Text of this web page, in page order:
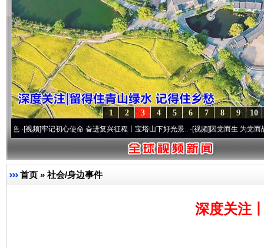
10
9
8
7
6
5
4
3
2
1
牢记初心使命 奋进复兴征程丨宝塔山下好光景..·[视频]因党而生 为党而战——百年“
首页 » 社会/身边事件
深度关注